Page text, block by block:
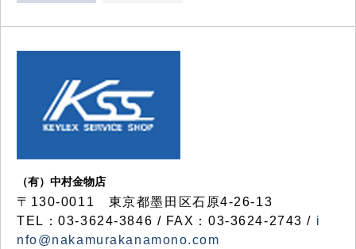
（有）中村金物店
〒130-0011 東京都墨田区石原4-26-13
TEL：03-3624-3846 / FAX：03-3624-2743 / i
nfo@nakamurakanamono.com